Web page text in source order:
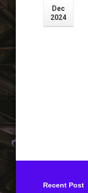
Dec
2024
Recent Post